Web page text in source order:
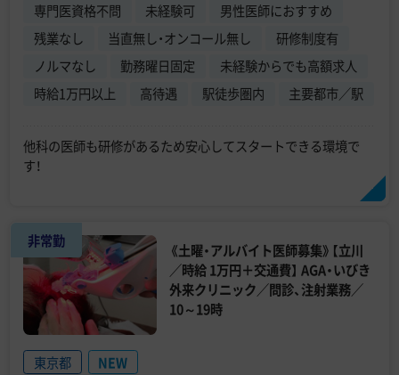
専門医資格不問 未経験可
男性医師におすすめ
残業なし
当直無し・オンコール無し
研修制度有
ノルマなし
勤務曜日固定
未経験からでも高額求人
時給1万円以上
高待遇 駅徒歩圏内 主要都市／駅
他科の医師も研修があるため安心してスタートできる環境で
す！
非常勤
《土曜・アルバイト医師募集》【立川
／時給 1万円＋交通費】 AGA・いびき
外来クリニック／問診、注射業務／
10～19時
東京都 NEW